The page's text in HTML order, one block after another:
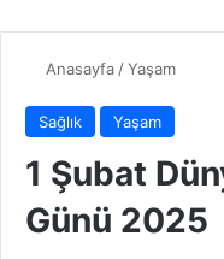
Anasayfa /Yaşam
Sağlık Yaşam
1 Şubat
Günü 2025